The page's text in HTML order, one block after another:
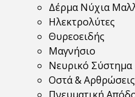
Δέρμα Νύχια
Ηλεκτρολύτες
Θυρεοειδής
Μαγνήσιο
Νευρικό Σύστημα
Οστά & Αρθρώσεις